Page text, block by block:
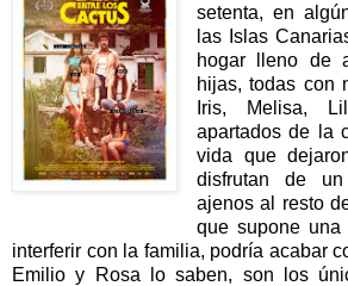
setenta, en
las Islas
hogar lleno de
hijas, todas con
Iris, Melisa,
apartados de la
vida que
disfrutan de un
ajenos al resto
que supone
interferir con la familia, podría acabar
Emilio y Rosa lo saben, son los